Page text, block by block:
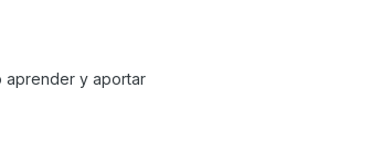
aprender y aportar